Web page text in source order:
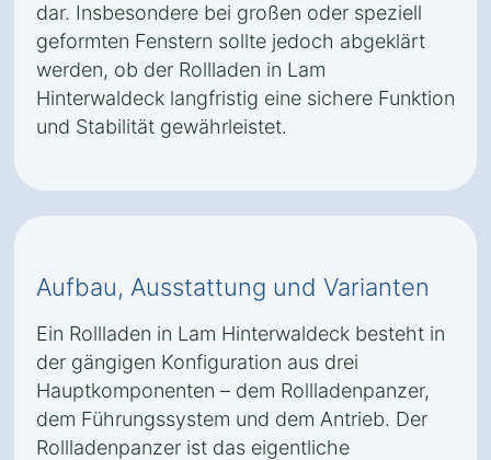
dar. Insbesondere bei großen oder speziell
geformten Fenstern sollte jedoch abgeklärt
werden, ob der Rollladen in Lam
Hinterwaldeck langfristig eine sichere Funktion
und Stabilität gewährleistet.
Aufbau, Ausstattung und Varianten
Ein Rollladen in Lam Hinterwaldeck besteht in
der gängigen Konfiguration aus drei
Hauptkomponenten – dem Rollladenpanzer,
dem Führungssystem und dem Antrieb. Der
Rollladenpanzer ist das eigentliche